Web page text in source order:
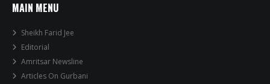
MAIN MENU
Sheikh Farid Jee
Editorial
Amritsar Newsline
Articles On Gurbani